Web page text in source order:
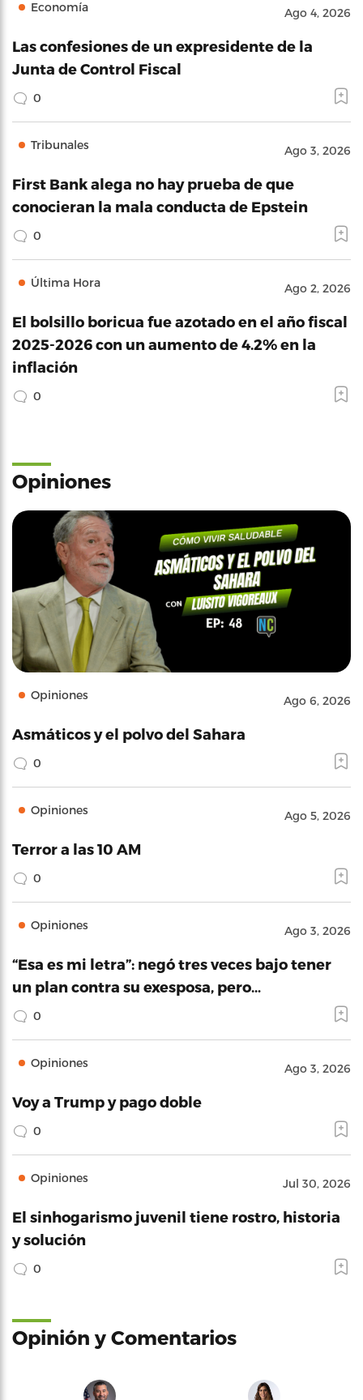
Economía Ago 4, 2026
Las confesiones de un expresidente de la
Junta de Control Fiscal
0
Tribunales Ago 3, 2026
First Bank alega no hay prueba de que
conocieran la mala conducta de Epstein
0
Última Hora Ago 2, 2026
El bolsillo boricua fue azotado en el año fiscal
2025-2026 con un aumento de 4.2% en la
inflación
0
Opiniones
Opiniones Ago 6, 2026
Asmáticos y el polvo del Sahara
0
Opiniones Ago 5, 2026
Terror a las 10 AM
0
Opiniones Ago 3, 2026
“Esa es mi letra”: negó tres veces bajo tener
un plan contra su exesposa, pero…
0
Opiniones Ago 3, 2026
Voy a Trump y pago doble
0
Opiniones Jul 30, 2026
El sinhogarismo juvenil tiene rostro, historia
y solución
0
Opinión y Comentarios